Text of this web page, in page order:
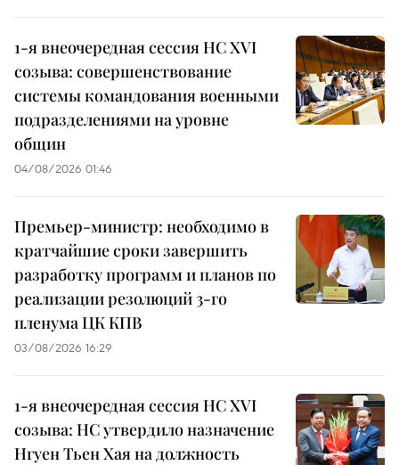
1-я внеочередная сессия НС XVI
созыва: совершенствование
системы командования военными
подразделениями на уровне
общин
04/08/2026 01:46
Премьер-министр: необходимо в
кратчайшие сроки завершить
разработку программ и планов по
реализации резолюций 3-го
пленума ЦК КПВ
03/08/2026 16:29
1-я внеочередная сессия НС XVI
созыва: НС утвердило назначение
Нгуен Тьен Хая на должность